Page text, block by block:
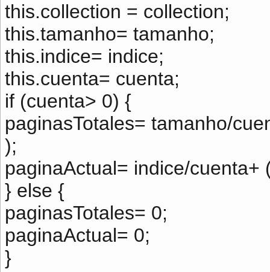
this.collection = collection;
this.tamanho= tamanho;
this.indice= indice;
this.cuenta= cuenta;
if (cuenta> 0) {
paginasTotales= tamanho/
);
paginaActual= indice/
} else {
paginasTotales= 0;
paginaActual= 0;
}